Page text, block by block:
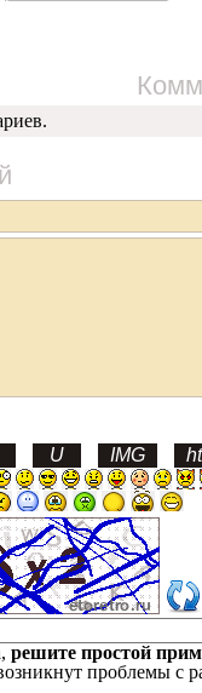
решите простой
проблемы с